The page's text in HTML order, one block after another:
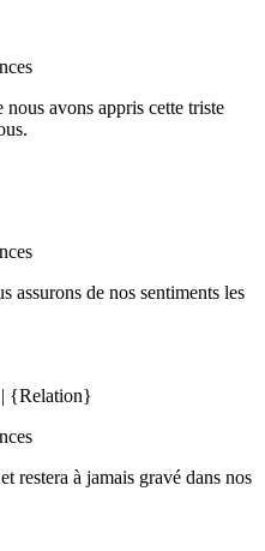
nous avons appris cette triste
assurons de nos sentiments les
| {Relation}
restera à jamais gravé dans nos